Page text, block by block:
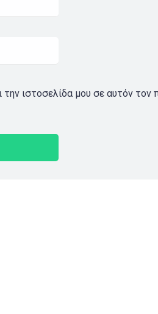
ιστοσελίδα μου σε αυτόν τον